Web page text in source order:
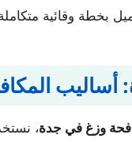
بخطة وقائية
وزغ في جدة،